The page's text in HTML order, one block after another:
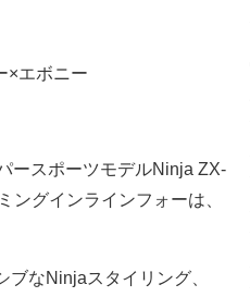
×エボニー
ースポーツモデルNinja ZX-
グインラインフォーは、
なNinjaスタイリング、